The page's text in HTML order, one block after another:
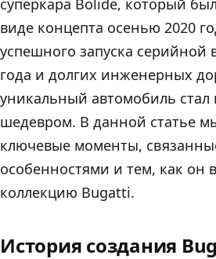
суперкара Bolide, который
виде концепта осенью 2020
успешного запуска серийной
года и долгих инженерных
уникальный автомобиль
шедевром. В данной статье
ключевые моменты,
особенностями и тем, как он
коллекцию Bugatti.
История создания